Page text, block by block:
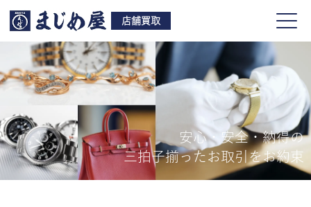
店舗買取
買取品目
店舗一覧
安心・安全・納得の
三拍子揃ったお取引をお約束